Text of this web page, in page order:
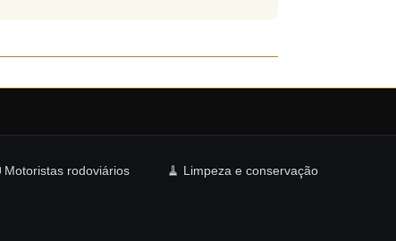
Motoristas rodoviários 🧹 Limpeza e conservação